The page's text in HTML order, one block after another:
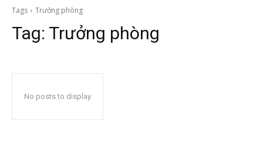
Tags Trưởng phòng
Tag: Trưởng phòng
No posts to display